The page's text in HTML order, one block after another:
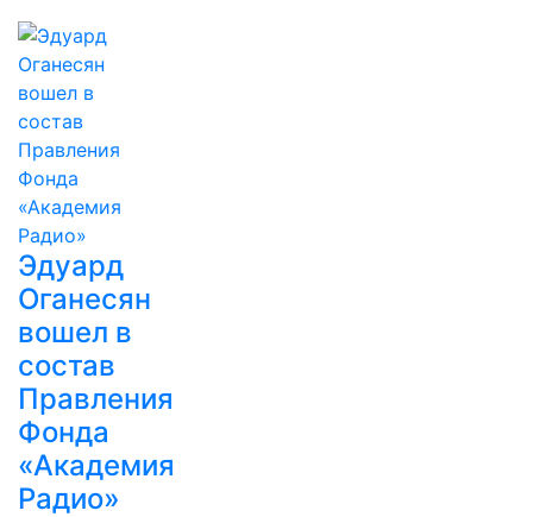
Эдуард
Оганесян
вошел в
состав
Правления
Фонда
«Академия
Радио»